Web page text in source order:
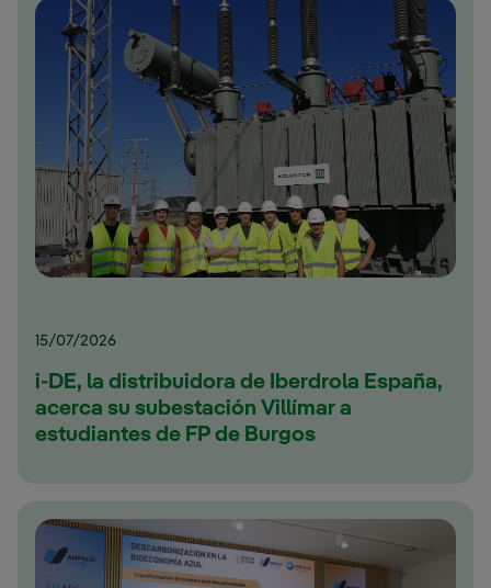
15/07/2026
i-DE, la distribuidora de Iberdrola España,
acerca su subestación Villímar a
estudiantes de FP de Burgos